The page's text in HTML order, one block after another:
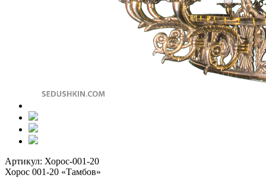
Артикул: Хорос-001-20
Хорос 001-20 «Тамбов»